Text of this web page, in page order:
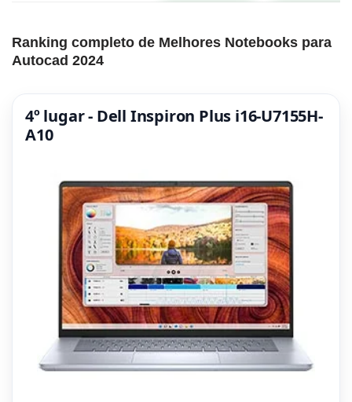
Ranking completo de Melhores Notebooks para
Autocad 2024
4º lugar - Dell Inspiron Plus i16-U7155H-
A10